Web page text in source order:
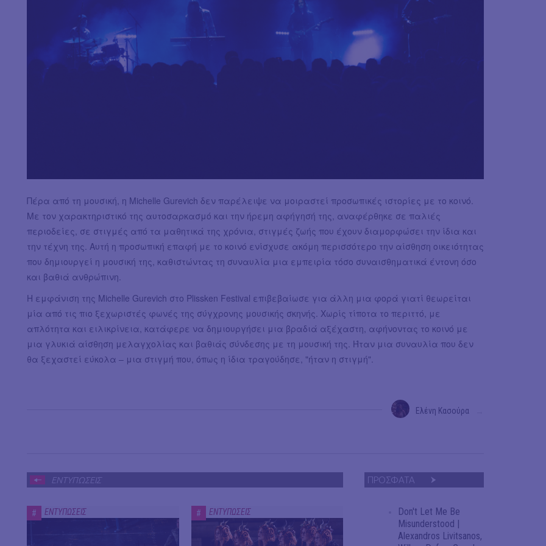
Πέρα από τη μουσική, η Michelle Gurevich δεν παρέλειψε να μοιραστεί προσωπικές ιστορίες με το κοινό.
Με τον χαρακτηριστικό της αυτοσαρκασμό και την ήρεμη αφήγησή της, αναφέρθηκε σε παλιές
περιοδείες, σε στιγμές από τα μαθητικά της χρόνια, στιγμές ζωής που έχουν διαμορφώσει την ίδια και
την τέχνη της. Αυτή η προσωπική επαφή με το κοινό ενίσχυσε ακόμη περισσότερο την αίσθηση οικειότητας
που δημιουργεί η μουσική της, καθιστώντας τη συναυλία μια εμπειρία τόσο συναισθηματικά έντονη όσο
και βαθιά ανθρώπινη.
Η εμφάνιση της Michelle Gurevich στο Plissken Festival επιβεβαίωσε για άλλη μια φορά γιατί θεωρείται
μία από τις πιο ξεχωριστές φωνές της σύγχρονης μουσικής σκηνής. Χωρίς τίποτα το περιττό, με
απλότητα και ειλικρίνεια, κατάφερε να δημιουργήσει μια βραδιά αξέχαστη, αφήνοντας το κοινό με
μια γλυκιά αίσθηση μελαγχολίας και βαθιάς σύνδεσης με τη μουσική της. Ήταν μια συναυλία που δεν
θα ξεχαστεί εύκολα – μια στιγμή που, όπως η ίδια τραγούδησε, "ήταν η στιγμή".
Ελένη Κασούρα
ΕΝΤΥΠΩΣΕΙΣ
# ΕΝΤΥΠΩΣΕΙΣ # ΕΝΤΥΠΩΣΕΙΣ
ΠΡΟΣΦΑΤΑ
Don't Let Me Be
Misunderstood |
Alexandros Livitsanos,